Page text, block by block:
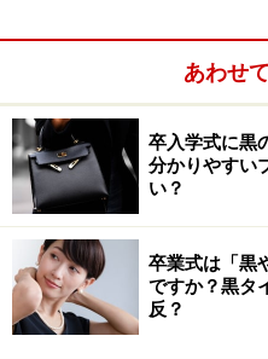
最近の子ども（特に幼児
慣がついていますよね。
は素足で過ごします。
まず靴下を履く習慣をつ
に着付けのときに嫌がる
は、いやがらずにスムーズ
■着物の場合も同様に
最近はレンタルされる方が
あわせ
卒入学式に黒
分かりやすい
い？
卒業式は「黒
ですか？黒タ
反？